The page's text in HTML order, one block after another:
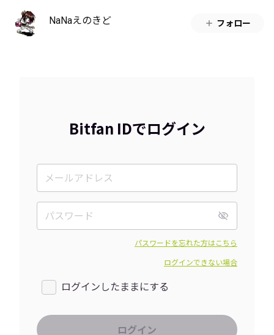
NaNaえのきど フォロー
Bitfan IDでログイン
パスワードを忘れた方はこちら
ログインできない場合
ログインしたままにする